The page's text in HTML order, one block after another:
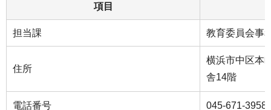
項目
担当課 教育委員会事
住所
横浜市中区本
舎14階
電話番号 045-671-3958